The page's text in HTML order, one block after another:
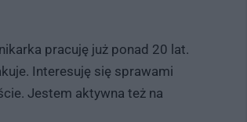
pracuję już ponad 20 lat.
Interesuję się sprawami
Jestem aktywna też na